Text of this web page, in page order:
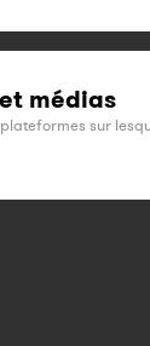
médias
sur